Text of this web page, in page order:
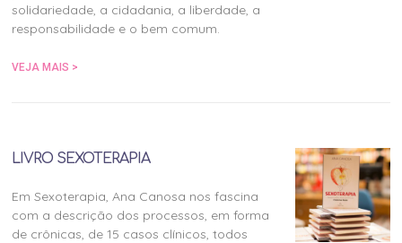
solidariedade, a cidadania, a liberdade, a
responsabilidade e o bem comum.
VEJA MAIS >
LIVRO SEXOTERAPIA
Em Sexoterapia, Ana Canosa nos fascina
com a descrição dos processos, em forma
de crônicas, de 15 casos clínicos, todos